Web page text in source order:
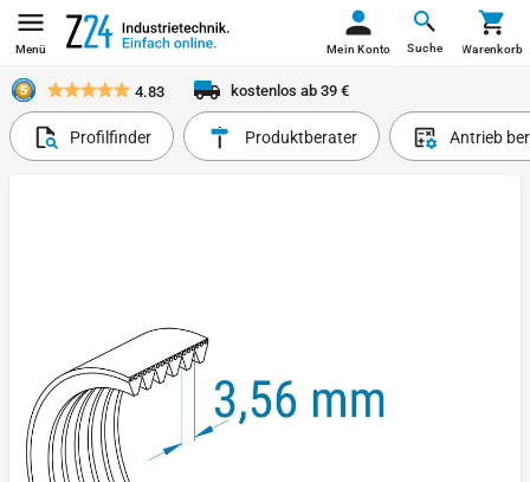
Menü Suche
Mein Konto Warenkorb
4.83 kostenlos ab 39 €
Profilfinder Produktberater Antrieb